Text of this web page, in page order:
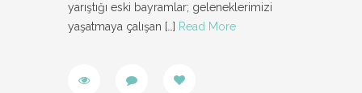
yarıştığı eski bayramlar; geleneklerimizi
yaşatmaya çalışan […] Read More